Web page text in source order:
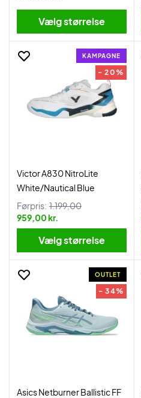
Vælg størrelse
KAMPAGNE
- 20%
Victor A830 NitroLite
White/Nautical Blue
Førpris: 1.199,00
959,00 kr.
Vælg størrelse
OUTLET
- 34%
Asics Netburner Ballistic FF